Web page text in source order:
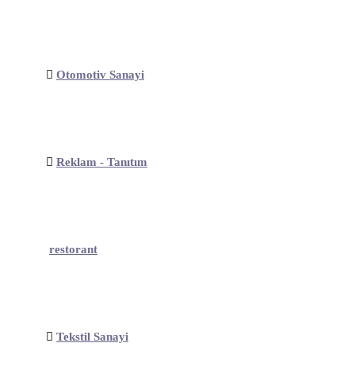
Otomotiv Sanayi
Reklam - Tanıtım
restorant
Tekstil Sanayi